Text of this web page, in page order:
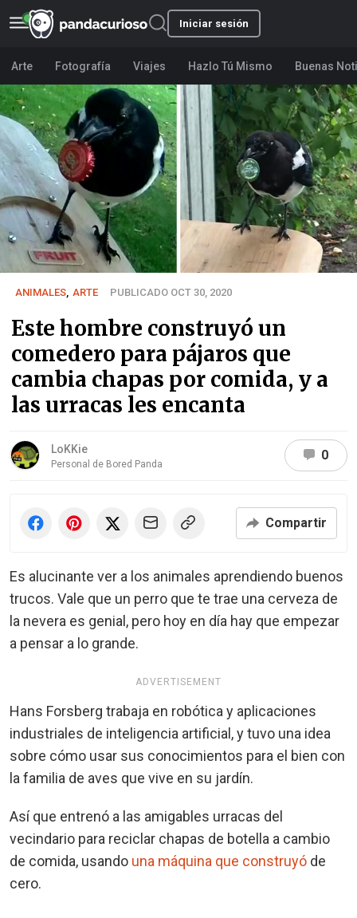
Iniciar sesión
Arte Fotografía Viajes Hazlo Tú Mismo Buenas
ANIMALES ARTE PUBLICADO OCT 30, 2020
Este hombre construyó un
comedero para pájaros que
cambia chapas por comida, y a
las urracas les encanta
LoKKie
Personal de Bored Panda
0
Compartir
Es alucinante ver a los animales aprendiendo buenos
trucos. Vale que un perro que te trae una cerveza de
la nevera es genial, pero hoy en día hay que empezar
a pensar a lo grande.
ADVERTISEMENT
Hans Forsberg trabaja en robótica y aplicaciones
industriales de inteligencia artificial, y tuvo una idea
sobre cómo usar sus conocimientos para el bien con
la familia de aves que vive en su jardín.
Así que entrenó a las amigables urracas del
vecindario para reciclar chapas de botella a cambio
de comida, usando una máquina que construyó de
cero.